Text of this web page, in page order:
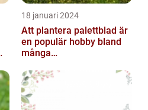
18 januari 2024
Att plantera palettblad är
en populär hobby bland
många
kan bidra till att ...